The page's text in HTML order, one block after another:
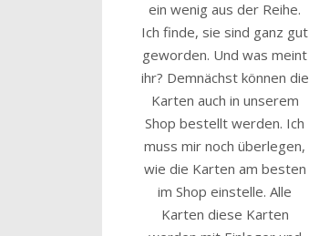
ein wenig aus der Reihe.
Ich finde, sie sind ganz gut
geworden. Und was meint
ihr? Demnächst können die
Karten auch in unserem
Shop bestellt werden. Ich
muss mir noch überlegen,
wie die Karten am besten
im Shop einstelle. Alle
Karten diese Karten